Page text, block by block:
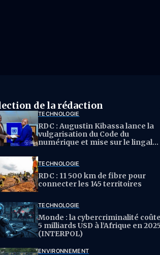
de la rédaction
TECHNOLOGIE
RDC : Augustin Kibassa lance la
vulgarisation du Code du
numérique et mise sur le lingala
TECHNOLOGIE
RDC : 11 500 km de fibre pour
connecter les 145 territoires
TECHNOLOGIE
Monde : la cybercriminalité coûte
5 milliards USD à l’Afrique en 2025
(INTERPOL)
ENVIRONNEMENT